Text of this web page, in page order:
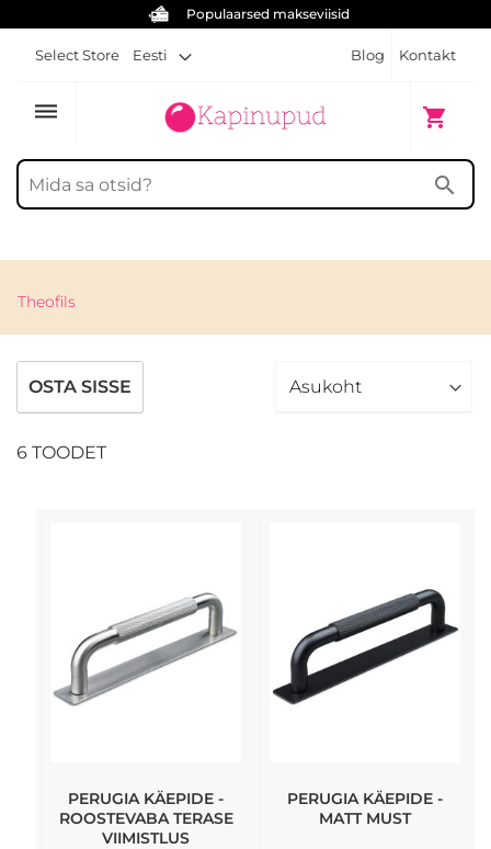
Igale käepidemele tasuta kruvid
Blog Kontakt
Select Store Eesti
dehaze shopping_cart
Minu
search
Theofils
6 TOODET
PERUGIA KÄEPIDE -
ROOSTEVABA TERASE
VIIMISTLUS
PERUGIA KÄEPIDE -
MATT MUST
OSTA SISSE